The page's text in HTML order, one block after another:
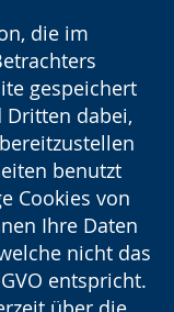
die im
gespeichert
Dritten dabei,
benutzt
Cookies von
Ihre Daten
nicht das
entspricht.